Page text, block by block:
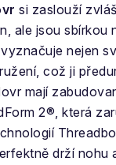
si zaslouží
ale jsou sbírkou
nejen
což ji
mají
2®, která
drží nohu